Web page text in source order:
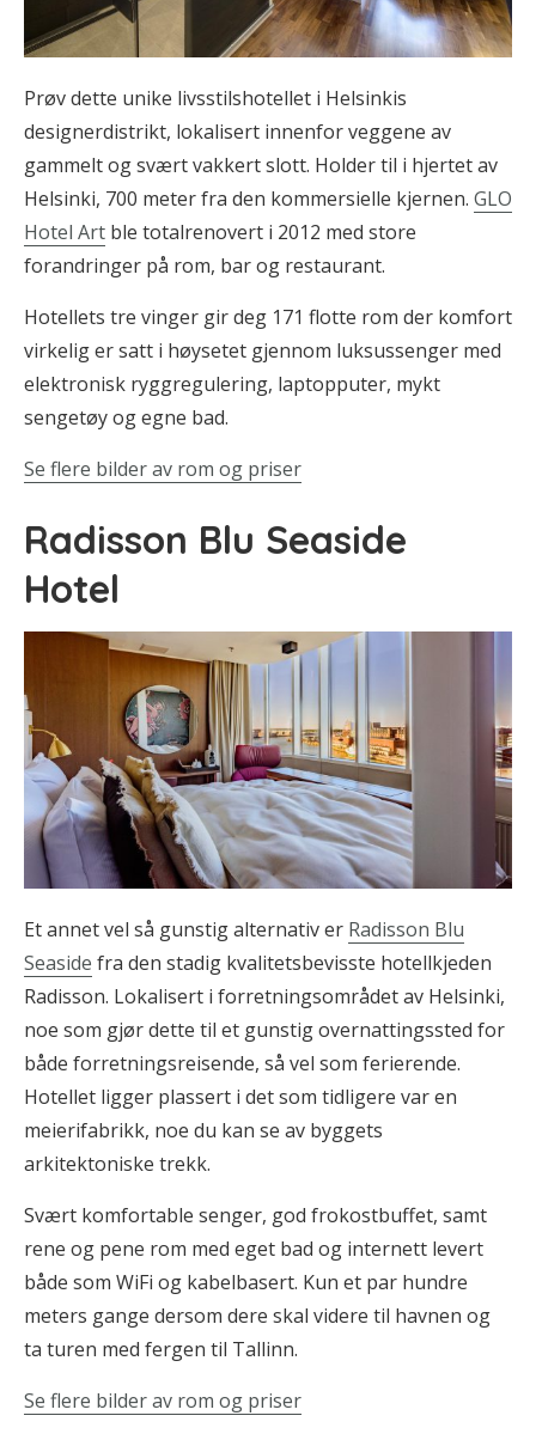
Prøv dette unike livsstilshotellet i Helsinkis
designerdistrikt, lokalisert innenfor veggene av
gammelt og svært vakkert slott. Holder til i hjertet av
Helsinki, 700 meter fra den kommersielle kjernen. GLO
Hotel Art ble totalrenovert i 2012 med store
forandringer på rom, bar og restaurant.
Hotellets tre vinger gir deg 171 flotte rom der komfort
virkelig er satt i høysetet gjennom luksussenger med
elektronisk ryggregulering, laptopputer, mykt
sengetøy og egne bad.
Se flere bilder av rom og priser
Radisson Blu Seaside
Hotel
Et annet vel så gunstig alternativ er Radisson Blu
Seaside fra den stadig kvalitetsbevisste hotellkjeden
Radisson. Lokalisert i forretningsområdet av Helsinki,
noe som gjør dette til et gunstig overnattingssted for
både forretningsreisende, så vel som ferierende.
Hotellet ligger plassert i det som tidligere var en
meierifabrikk, noe du kan se av byggets
arkitektoniske trekk.
Svært komfortable senger, god frokostbuffet, samt
rene og pene rom med eget bad og internett levert
både som WiFi og kabelbasert. Kun et par hundre
meters gange dersom dere skal videre til havnen og
ta turen med fergen til Tallinn.
Se flere bilder av rom og priser